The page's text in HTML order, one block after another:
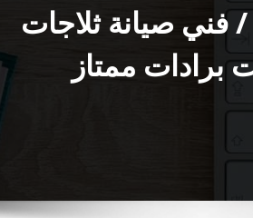
98025055 / فني صيانة ثلاجات
برادات ممتاز